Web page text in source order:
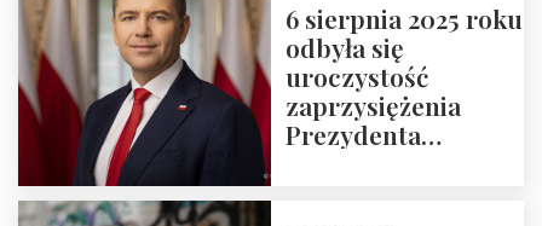
6 sierpnia 2025 roku
odbyła się
uroczystość
zaprzysiężenia
Prezydenta